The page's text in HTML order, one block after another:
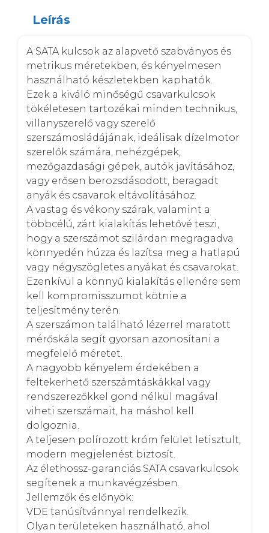
Leírás
A SATA kulcsok az alapvető szabványos és
metrikus méretekben, és kényelmesen
használható készletekben kaphatók.
Ezek a kiváló minőségű csavarkulcsok
tökéletesen tartozékai minden technikus,
villanyszerelő vagy szerelő
szerszámosládájának, ideálisak dízelmotor
szerelők számára, nehézgépek,
mezőgazdasági gépek, autók javításához,
vagy erősen berozsdásodott, beragadt
anyák és csavarok eltávolításához.
A vastag és vékony szárak, valamint a
többcélú, zárt kialakítás lehetővé teszi,
hogy a szerszámot szilárdan megragadva
könnyedén húzza és lazítsa meg a hatlapú
vagy négyszögletes anyákat és csavarokat.
Ezenkívül a könnyű kialakítás ellenére sem
kell kompromisszumot kötnie a
teljesítmény terén.
A szerszámon található lézerrel maratott
mérőskála segít gyorsan azonosítani a
megfelelő méretet.
A nagyobb kényelem érdekében a
feltekerhető szerszámtáskákkal vagy
rendszerezőkkel gond nélkül magával
viheti szerszámait, ha máshol kell
dolgoznia.
A teljesen polírozott króm felület letisztult,
modern megjelenést biztosít.
Az élethossz-garanciás SATA csavarkulcsok
segítenek a munkavégzésben.
Jellemzők és előnyök:
VDE tanúsítvánnyal rendelkezik.
Olyan területeken használható, ahol